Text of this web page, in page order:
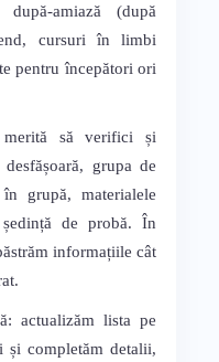
amiază (după
cursuri în limbi
pentru începători ori
să verifici și
grupa de
grupă, materialele
de probă. În
informațiile cât
actualizăm lista pe
și completăm detalii,